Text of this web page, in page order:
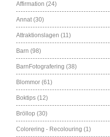
Affirmation (24)
Annat (30)
Attraktionslagen (11)
Barn (98)
BarnFotografering (38)
Blommor (61)
Boktips (12)
Bröllop (30)
Colorering - Recolouring (1)